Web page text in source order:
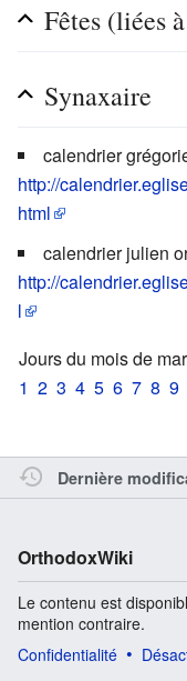
Fêtes (liées
Synaxaire
calendrier
http://
html
calendrier julien
http://
l
Jours du mois de
1 2 3 4 5 6 7 8 9
Dernière
OrthodoxWiki
Le contenu est
mention contraire.
Confidentialité